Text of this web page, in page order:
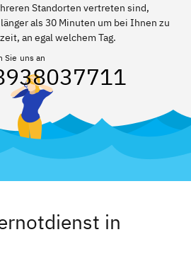
Standorten vertreten sind,
als 30 Minuten um bei Ihnen zu
an egal welchem Tag.
Sie uns an
in